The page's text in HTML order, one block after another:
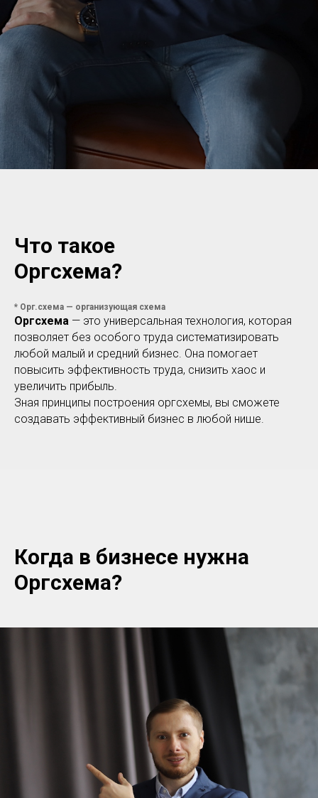
Что такое
Оргсхема?
* Орг.схема — организующая схема
Оргсхема — это универсальная технология, которая
позволяет без особого труда систематизировать
любой малый и средний бизнес. Она помогает
повысить эффективность труда, снизить хаос и
увеличить прибыль.
Зная принципы построения оргсхемы, вы сможете
создавать эффективный бизнес в любой нише.
Когда в бизнесе нужна
Оргсхема?